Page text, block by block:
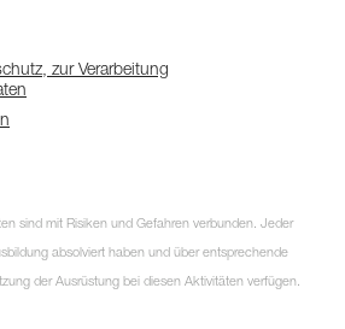
zur Verarbeitung
sind mit Risiken und Gefahren verbunden. Jeder
absolviert haben und über entsprechende
der Ausrüstung bei diesen Aktivitäten verfügen.